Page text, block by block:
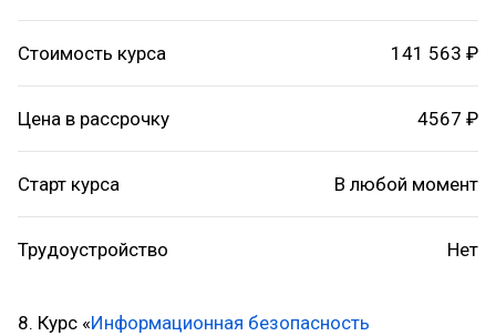
Стоимость курса 141 563 ₽
Цена в рассрочку 4567 ₽
Старт курса В любой момент
Трудоустройство Нет
8. Курс «Информационная безопасность